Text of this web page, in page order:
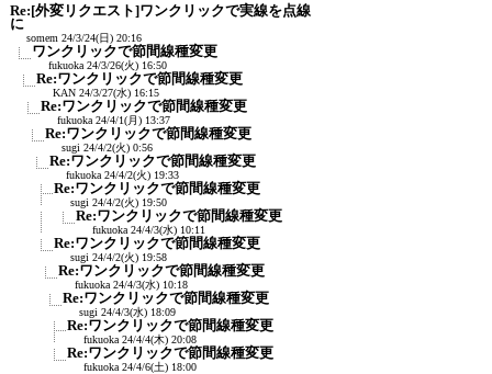
Re:[外変リクエスト]ワンクリックで実線を点線
に
somem 24/3/24(日) 20:16
ワンクリックで節間線種変更
fukuoka 24/3/26(火) 16:50
Re:ワンクリックで節間線種変更
KAN 24/3/27(水) 16:15
Re:ワンクリックで節間線種変更
fukuoka 24/4/1(月) 13:37
Re:ワンクリックで節間線種変更
sugi 24/4/2(火) 0:56
Re:ワンクリックで節間線種変更
fukuoka 24/4/2(火) 19:33
Re:ワンクリックで節間線種変更
sugi 24/4/2(火) 19:50
Re:ワンクリックで節間線種変更
fukuoka 24/4/3(水) 10:11
Re:ワンクリックで節間線種変更
sugi 24/4/2(火) 19:58
Re:ワンクリックで節間線種変更
fukuoka 24/4/3(水) 10:18
Re:ワンクリックで節間線種変更
sugi 24/4/3(水) 18:09
Re:ワンクリックで節間線種変更
fukuoka 24/4/4(木) 20:08
Re:ワンクリックで節間線種変更
fukuoka 24/4/6(土) 18:00